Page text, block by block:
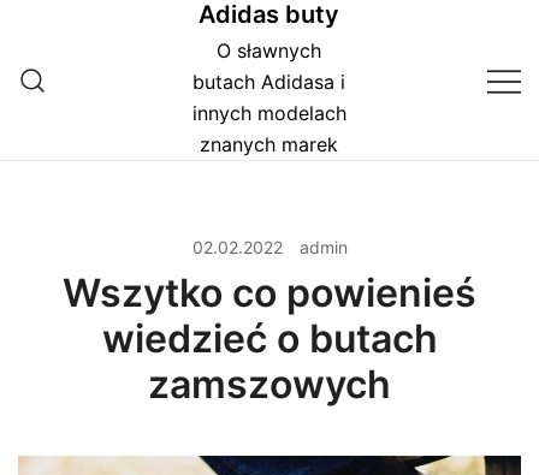
treści
Adidas buty
O sławnych
butach Adidasa i
innych modelach
znanych marek
02.02.2022 admin
Wszytko co powienieś
wiedzieć o butach
zamszowych